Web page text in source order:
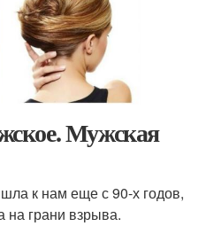
Мужская
к нам еще с 90-х годов,
на грани взрыва.